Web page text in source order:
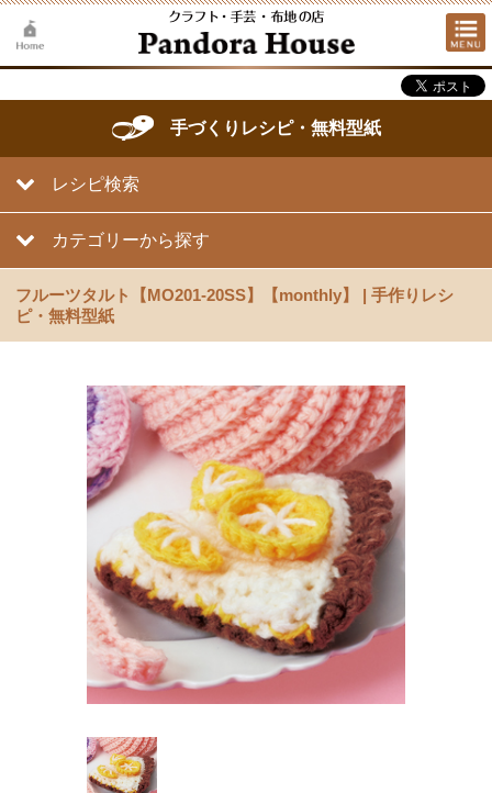
手づくりレシピ・無料型紙
レシピ検索
カテゴリーから探す
フルーツタルト【MO201-20SS】【monthly】 | 手作りレシ
ピ・無料型紙